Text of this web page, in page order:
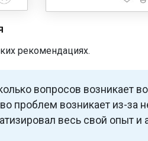
рекомендациях.
вопросов возникает
проблем возникает из-за
весь свой опыт